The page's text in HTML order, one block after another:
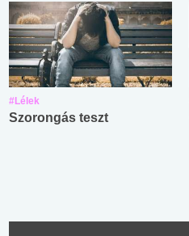
#Lélek
Szorongás teszt